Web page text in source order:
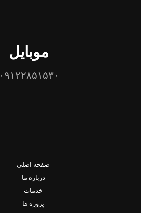
موبایل
۰۹۱۲۲۸۵۱۵۳۰
صفحه اصلی
درباره ما
خدمات
پروژه ها